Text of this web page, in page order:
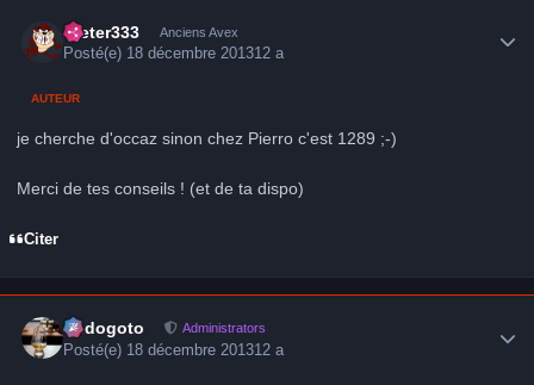
Dieter333 Anciens Avex
Posté(e) 18 décembre 201312 a
AUTEUR
je cherche d'occaz sinon chez Pierro c'est 1289 ;-)
Merci de tes conseils ! (et de ta dispo)
Citer
frédogoto Administrators
Posté(e) 18 décembre 201312 a